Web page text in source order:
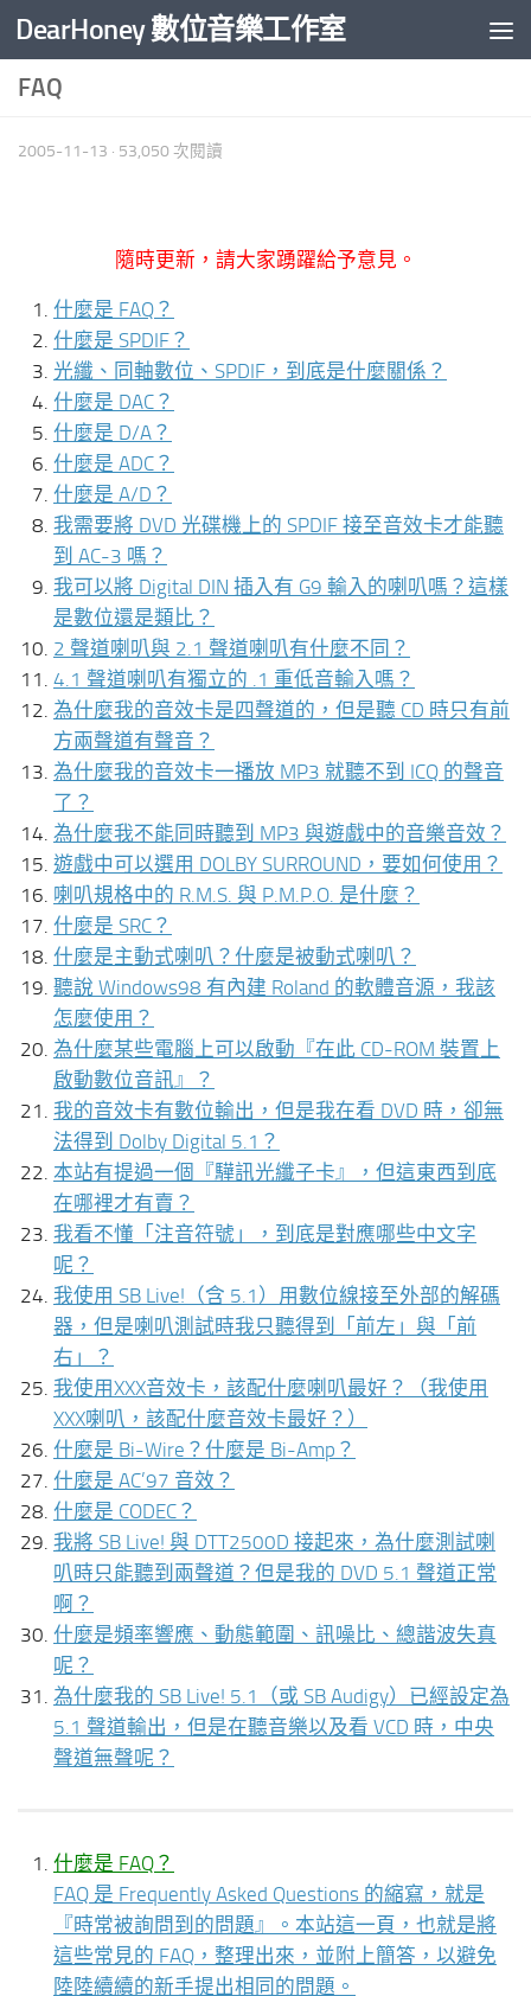
Skip to content
DearHoney 數位音樂工作室
FAQ
2005-11-13 · 53,050 次閱讀
隨時更新，請大家踴躍給予意見。
什麼是 FAQ？
什麼是 SPDIF？
光纖、同軸數位、SPDIF，到底是什麼關係？
什麼是 DAC？
什麼是 D/A？
什麼是 ADC？
什麼是 A/D？
我需要將 DVD 光碟機上的 SPDIF 接至音效卡才能聽
到 AC-3 嗎？
我可以將 Digital DIN 插入有 G9 輸入的喇叭嗎？這樣
是數位還是類比？
2 聲道喇叭與 2.1 聲道喇叭有什麼不同？
4.1 聲道喇叭有獨立的 .1 重低音輸入嗎？
為什麼我的音效卡是四聲道的，但是聽 CD 時只有前
方兩聲道有聲音？
為什麼我的音效卡一播放 MP3 就聽不到 ICQ 的聲音
了？
為什麼我不能同時聽到 MP3 與遊戲中的音樂音效？
遊戲中可以選用 DOLBY SURROUND，要如何使用？
喇叭規格中的 R.M.S. 與 P.M.P.O. 是什麼？
什麼是 SRC？
什麼是主動式喇叭？什麼是被動式喇叭？
聽說 Windows98 有內建 Roland 的軟體音源，我該
怎麼使用？
為什麼某些電腦上可以啟動『在此 CD-ROM 裝置上
啟動數位音訊』？
我的音效卡有數位輸出，但是我在看 DVD 時，卻無
法得到 Dolby Digital 5.1？
本站有提過一個『驊訊光纖子卡』，但這東西到底
在哪裡才有賣？
我看不懂「注音符號」，到底是對應哪些中文字
呢？
我使用 SB Live!（含 5.1）用數位線接至外部的解碼
器，但是喇叭測試時我只聽得到「前左」與「前
右」？
我使用XXX音效卡，該配什麼喇叭最好？（我使用
XXX喇叭，該配什麼音效卡最好？）
什麼是 Bi-Wire？什麼是 Bi-Amp？
什麼是 AC’97 音效？
什麼是 CODEC？
我將 SB Live! 與 DTT2500D 接起來，為什麼測試喇
叭時只能聽到兩聲道？但是我的 DVD 5.1 聲道正常
啊？
什麼是頻率響應、動態範圍、訊噪比、總諧波失真
呢？
為什麼我的 SB Live! 5.1（或 SB Audigy）已經設定為
5.1 聲道輸出，但是在聽音樂以及看 VCD 時，中央
聲道無聲呢？
什麼是 FAQ？
FAQ 是 Frequently Asked Questions 的縮寫，就是
『時常被詢問到的問題』。本站這一頁，也就是將
這些常見的 FAQ，整理出來，並附上簡答，以避免
陸陸續續的新手提出相同的問題。